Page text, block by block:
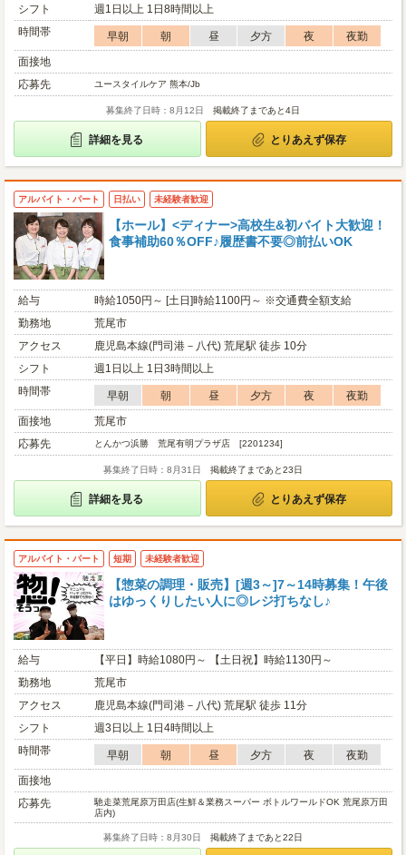
シフト
週1日以上 1日8時間以上
時間帯
早朝 朝 昼 夕方 夜
夜勤
面接地
応募先
ユースタイルケア 熊本/Jb
募集終了日時：8月12日 掲載終了まであと4日
詳細を見る とりあえず保存
アルバイト・パート 日払い 未経験者歓迎
【ホール】<ディナー>高校生&初バイト大歓迎！
食事補助60％OFF♪履歴書不要◎前払いOK
給与
時給1050円～ [土日]時給1100円～ ※交通費全額支給
勤務地
荒尾市
アクセス
鹿児島本線(門司港－八代) 荒尾駅 徒歩 10分
シフト
週1日以上 1日3時間以上
時間帯
早朝 朝 昼 夕方 夜
夜勤
面接地
荒尾市
応募先
とんかつ浜勝 荒尾有明プラザ店 [2201234]
募集終了日時：8月31日 掲載終了まであと23日
詳細を見る とりあえず保存
アルバイト・パート 短期 未経験者歓迎
【惣菜の調理・販売】[週3～]7～14時募集！午後
はゆっくりしたい人に◎レジ打ちなし♪
給与
【平日】時給1080円～ 【土日祝】時給1130円～
勤務地
荒尾市
アクセス
鹿児島本線(門司港－八代) 荒尾駅 徒歩 11分
シフト
週3日以上 1日4時間以上
時間帯
早朝 朝 昼 夕方 夜
夜勤
面接地
応募先
馳走菜荒尾原万田店(生鮮＆業務スーパー ボトルワールドOK 荒尾原万田
店内)
募集終了日時：8月30日 掲載終了まであと22日